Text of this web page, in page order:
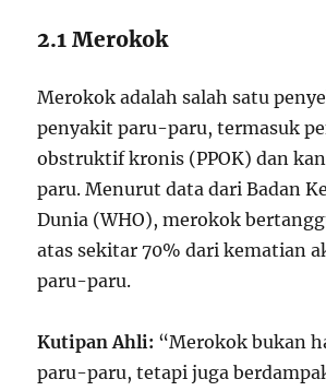
2.1 Merokok
Merokok adalah salah satu
penyakit paru-paru, termasuk
obstruktif kronis (PPOK) dan
paru. Menurut data dari Badan
Dunia (WHO), merokok
atas sekitar 70% dari kematian
paru-paru.
Kutipan Ahli: “Merokok bukan
paru-paru, tetapi juga